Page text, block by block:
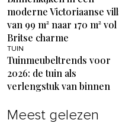
moderne Victoriaanse
van 99 m² naar 170 m² vol
Britse charme
TUIN
Tuinmeubeltrends voor
2026: de tuin als
verlengstuk van binnen
Meest gelezen